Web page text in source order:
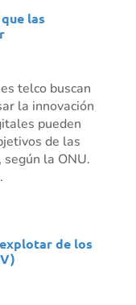
las
telco buscan
la innovación
pueden
de las
la ONU.
de los